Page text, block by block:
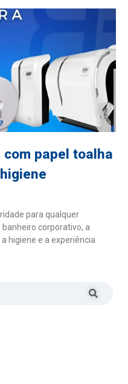
papel toalha
para qualquer
corporativo, a
higiene e a experiência